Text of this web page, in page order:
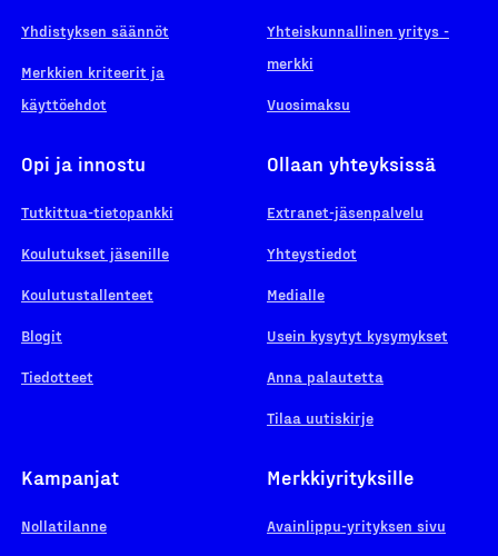
Yhdistyksen säännöt
Merkkien kriteerit ja
käyttöehdot
Yhteiskunnallinen yritys -
merkki
Vuosimaksu
Opi ja innostu
Tutkittua-tietopankki
Koulutukset jäsenille
Koulutustallenteet
Blogit
Tiedotteet
Ollaan yhteyksissä
Extranet-jäsenpalvelu
Yhteystiedot
Medialle
Usein kysytyt kysymykset
Anna palautetta
Tilaa uutiskirje
Kampanjat
Nollatilanne
Merkkiyrityksille
Avainlippu-yrityksen sivu